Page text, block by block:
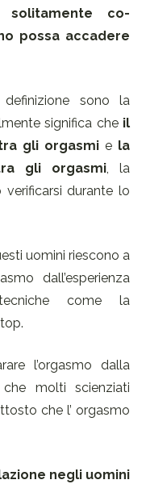
solitamente co-
possa accadere
sono la
significa cheil
gli orgasmie la
gli orgasmi, la
durante lo
uomini riescono a
dall’esperienza
tecniche come la
l’orgasmo dalla
molti scienziati
che l’ orgasmo
negli uomini